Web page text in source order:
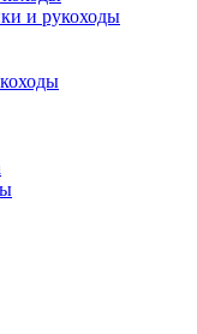
и рукоходы